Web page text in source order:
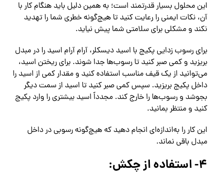
این محلول بسیار قدرتمند است؛ به همین دلیل باید هنگام کار با
آن، نکات ایمنی را رعایت کنید تا هیچ‌گونه خطری شما را تهدید
نکند و مشکلی برای سلامتی شما پیش نیاید.
برای رسوب زدایی پکیج با اسید دیسکلر، آرام‌ آرام اسید را در مبدل
بریزید و کمی صبر کنید تا رسوب‌ها جدا شوند. برای ریختن اسید،
می‌توانید از یک قیف مناسب استفاده کنید و مقدار کمی از اسید را
داخل پکیج بریزید. سپس کمی صبر کنید تا اسید از سمت دیگر
بجوشد و رسوب‌ها را خارج کند. مجدداً اسید بیشتری را وارد پکیج
کنید و منتظر بمانید.
این کار را به‌اندازه‌ای انجام دهید که هیچ‌گونه رسوبی در داخل
مبدل باقی نماند.
۴- استفاده از چکش: